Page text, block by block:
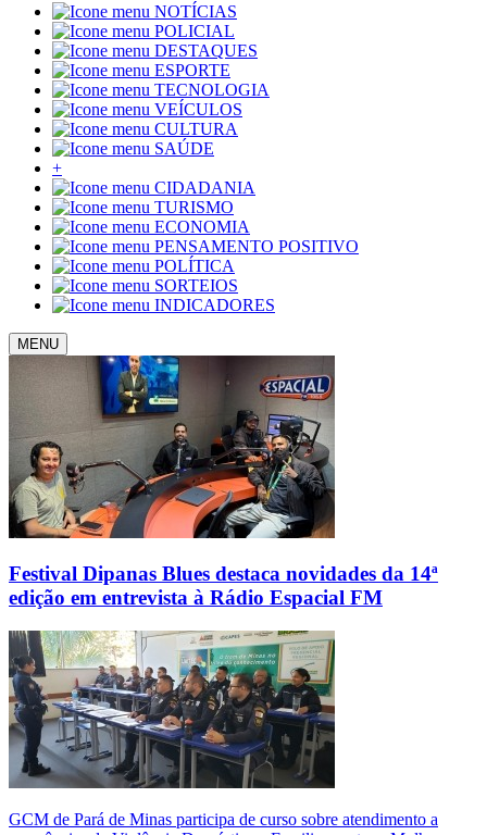
NOTÍCIAS
POLICIAL
DESTAQUES
ESPORTE
TECNOLOGIA
VEÍCULOS
CULTURA
SAÚDE
+
CIDADANIA
TURISMO
ECONOMIA
PENSAMENTO POSITIVO
POLÍTICA
SORTEIOS
INDICADORES
MENU
Festival Dipanas Blues destaca novidades da 14ª
edição em entrevista à Rádio Espacial FM
GCM de Pará de Minas participa de curso sobre atendimento a